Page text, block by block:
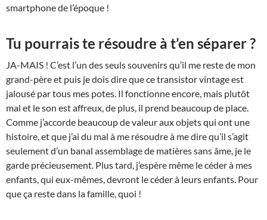
smartphone de l’époque !
Tu pourrais te résoudre à t’en séparer ?
JA-MAIS ! C’est l’un des seuls souvenirs qu’il me reste de mon
grand-père et puis je dois dire que ce transistor vintage est
jalousé par tous mes potes. Il fonctionne encore, mais plutôt
mal et le son est affreux, de plus, il prend beaucoup de place.
Comme j’accorde beaucoup de valeur aux objets qui ont une
histoire, et que j’ai du mal à me résoudre à me dire qu’il s’agit
seulement d’un banal assemblage de matières sans âme, je le
garde précieusement. Plus tard, j’espère même le céder à mes
enfants, qui eux-mêmes, devront le céder à leurs enfants. Pour
que ça reste dans la famille, quoi !